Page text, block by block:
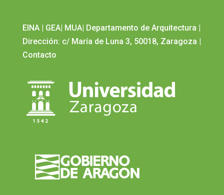
EINA| GEA| MUA| Departamento de Arquitectura
Dirección: c/ María de Luna 3, 50018, Zaragoza
Contacto